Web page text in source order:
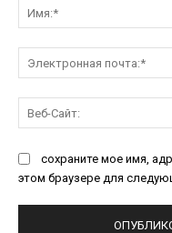
сохраните мое имя,
этом браузере для